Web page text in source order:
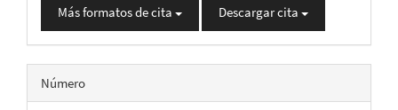
Más formatos de cita Descargar cita
Número